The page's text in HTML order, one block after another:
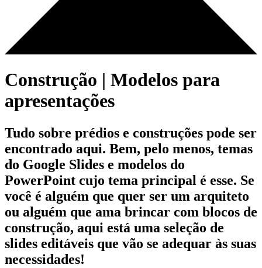
Construção | Modelos para
apresentações
Tudo sobre prédios e construções pode ser
encontrado aqui. Bem, pelo menos, temas
do Google Slides e modelos do
PowerPoint cujo tema principal é esse. Se
você é alguém que quer ser um arquiteto
ou alguém que ama brincar com blocos de
construção, aqui está uma seleção de
slides editáveis que vão se adequar às suas
necessidades!